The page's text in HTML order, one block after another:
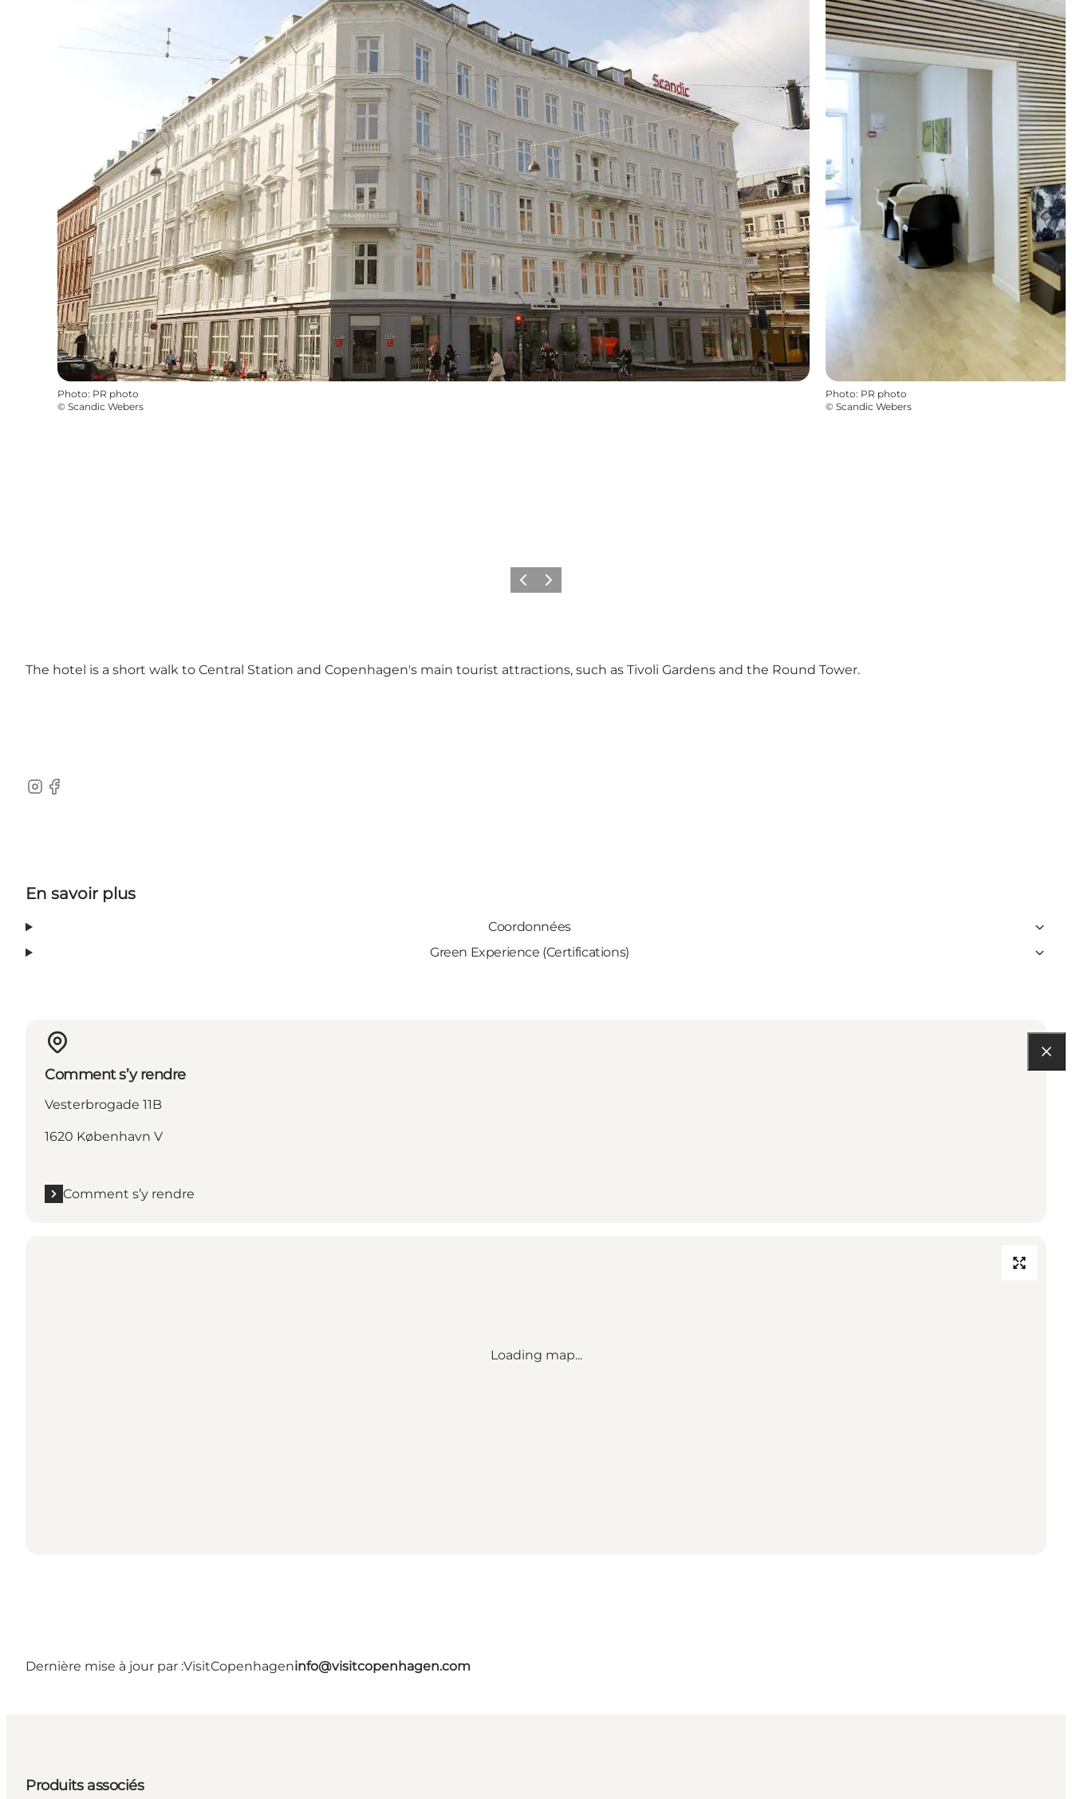
Photo: PR photo
© Scandic Webers
Photo: PR photo
© Scandic Webers
PrécédentSuivant
The hotel is a short walk to Central Station and Copenhagen's main tourist attractions, such as Tivoli Gardens and the Round Tower.
Instagram
Facebook
En savoir plus
Coordonnées
Green Experience (Certifications)
Comment s’y rendre
Vesterbrogade 11B
1620 København V
Comment s’y rendre
Loading map...
Dernière mise à jour par :VisitCopenhageninfo@visitcopenhagen.com
Produits associés